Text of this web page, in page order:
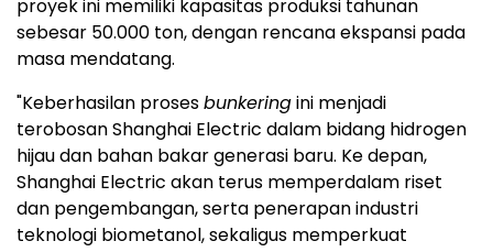
proyek ini memiliki kapasitas produksi tahunan
sebesar 50.000 ton, dengan rencana ekspansi pada
masa mendatang.
"Keberhasilan prosesbunkeringini menjadi
terobosan Shanghai Electric dalam bidang hidrogen
hijau dan bahan bakar generasi baru. Ke depan,
Shanghai Electric akan terus memperdalam riset
dan pengembangan, serta penerapan industri
teknologi biometanol, sekaligus memperkuat